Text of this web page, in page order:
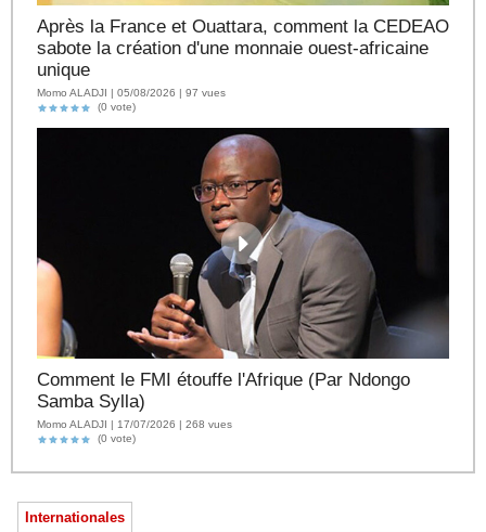
Après la France et Ouattara, comment la CEDEAO
sabote la création d'une monnaie ouest-africaine
unique
Momo ALADJI | 05/08/2026 | 97 vues
(0 vote)
Comment le FMI étouffe l'Afrique (Par Ndongo
Samba Sylla)
Momo ALADJI | 17/07/2026 | 268 vues
(0 vote)
Internationales